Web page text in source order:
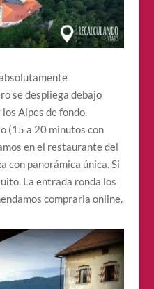
se despliega debajo
Alpes de fondo.
(15 a 20 minutos con
en el restaurante del
con panorámica única. Si
La entrada ronda los
comprarla online.